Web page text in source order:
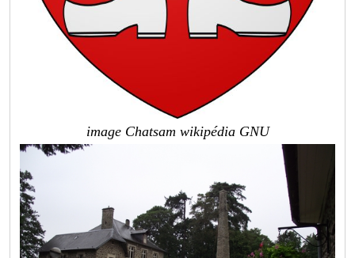
image Chatsam wikipédia GNU